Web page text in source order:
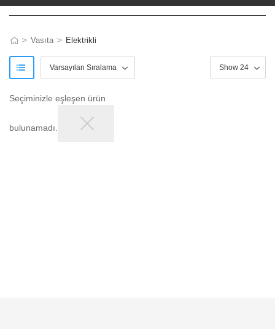
> Vasıta > Elektrikli
Seçiminizle eşleşen ürün
bulunamadı.